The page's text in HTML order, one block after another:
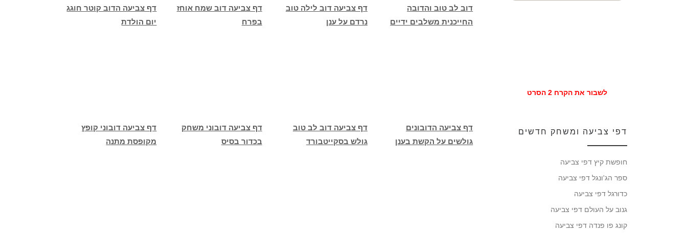
דף צביעה הדוב קוטר חוגג
יום הולדת
דף צביעה דוב שמח אוחז
בפרח
דף צביעה דוב לילה טוב
נרדם על ענן
דוב לב טוב והדובה
החייכנית משלבים ידיים
דף צביעה דובוני קופץ
מקופסת מתנה
דף צביעה דובוני משחק
בכדור בסיס
דף צביעה דוב לב טוב
גולש בסקייטבורד
דף צביעה הדובונים
גולשים על הקשת בענן
לשבור את הקרח 2 הסרט
דפי צביעה ומשחק חדשים
חופשת קיץ דפי צביעה
ספר הג'ונגל דפי צביעה
כדורגל דפי צביעה
גנוב על העולם דפי צביעה
קונג פו פנדה דפי צביעה